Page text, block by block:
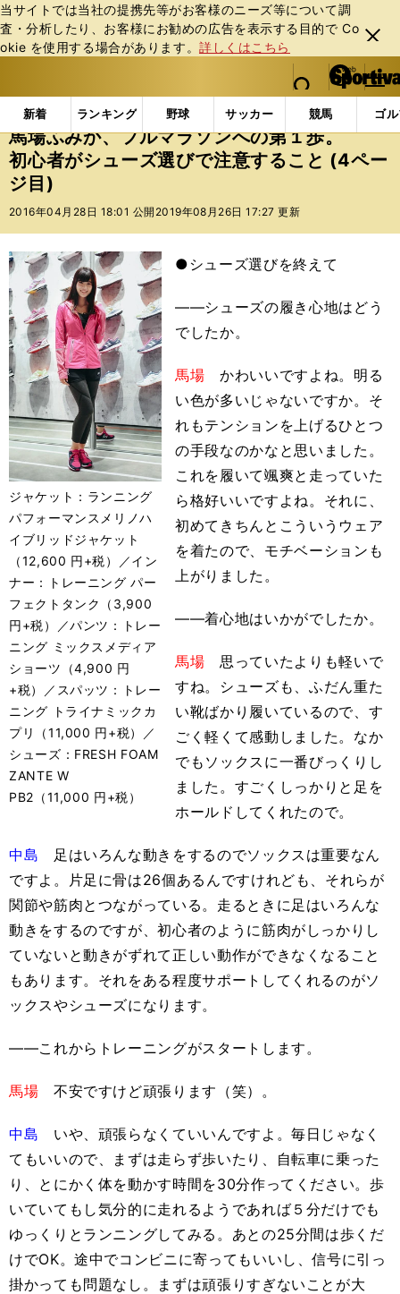
当サイトでは当社の提携先等がお客様のニーズ等について調
査・分析したり、お客様にお勧めの広告を表⽰する⽬的で Co
okie を使⽤する場合があります。詳しくはこちら
閉じ
る
web Sportiva (webスポルティーバ)
検索
マイペ
ー
ジ
メニュ
新着 ランキング 野球 サッカー 競馬 ゴ
b
ス
ポ
ル
テ
ー
バ
Doスポーツの記事一覧 ランニング 馬場ふみか、フ
馬場ふみか、フルマラソンへの第１歩。
初心者がシューズ選びで注意すること (4ペー
ジ目)
2016年04月28日 18:01 公開 2019年08月26日 17:27 更新
ジャケット：ランニング
パフォーマンスメリノハ
イブリッドジャケット
（12,600 円+税）／イン
ナー：トレーニング パー
フェクトタンク（3,900
円+税）／パンツ：トレー
ニング ミックスメディア
ショーツ（4,900 円
+税）／スパッツ：トレー
ニング トライナミックカ
プリ（11,000 円+税）／
シューズ：FRESH FOAM
ZANTE W
PB2（11,000 円+税）
●シューズ選びを終えて
――シューズの履き心地はどう
でしたか。
馬場 かわいいですよね。明る
い色が多いじゃないですか。そ
れもテンションを上げるひとつ
の手段なのかなと思いました。
これを履いて颯爽と走っていた
ら格好いいですよね。それに、
初めてきちんとこういうウェア
を着たので、モチベーションも
上がりました。
――着心地はいかがでしたか。
馬場 思っていたよりも軽いで
すね。シューズも、ふだん重た
い靴ばかり履いているので、す
ごく軽くて感動しました。なか
でもソックスに一番びっくりし
ました。すごくしっかりと足を
ホールドしてくれたので。
中島 足はいろんな動きをするのでソックスは重要なん
ですよ。片足に骨は26個あるんですけれども、それらが
関節や筋肉とつながっている。走るときに足はいろんな
動きをするのですが、初心者のように筋肉がしっかりし
ていないと動きがずれて正しい動作ができなくなること
もあります。それをある程度サポートしてくれるのがソ
ックスやシューズになります。
――これからトレーニングがスタートします。
馬場 不安ですけど頑張ります（笑）。
中島 いや、頑張らなくていいんですよ。毎日じゃなく
てもいいので、まずは走らず歩いたり、自転車に乗った
り、とにかく体を動かす時間を30分作ってください。歩
いていてもし気分的に走れるようであれば５分だけでも
ゆっくりとランニングしてみる。あとの25分間は歩くだ
けでOK。途中でコンビニに寄ってもいいし、信号に引っ
掛かっても問題なし。まずは頑張りすぎないことが大